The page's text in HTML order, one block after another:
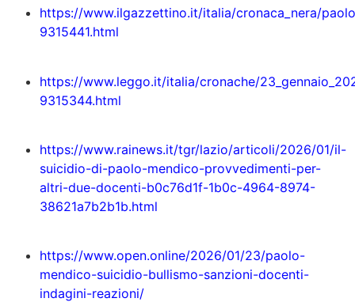
https://www.ilgazzettino.it/italia/cronaca_nera/
9315441.html
https://www.leggo.it/italia/cronache/
9315344.html
https://www.rainews.it/tgr/lazio/articoli/2026/01/il-
suicidio-di-paolo-mendico-provvedimenti-per-
altri-due-docenti-b0c76d1f-1b0c-4964-8974-
38621a7b2b1b.html
https://www.open.online/2026/01/23/paolo-
mendico-suicidio-bullismo-sanzioni-docenti-
indagini-reazioni/